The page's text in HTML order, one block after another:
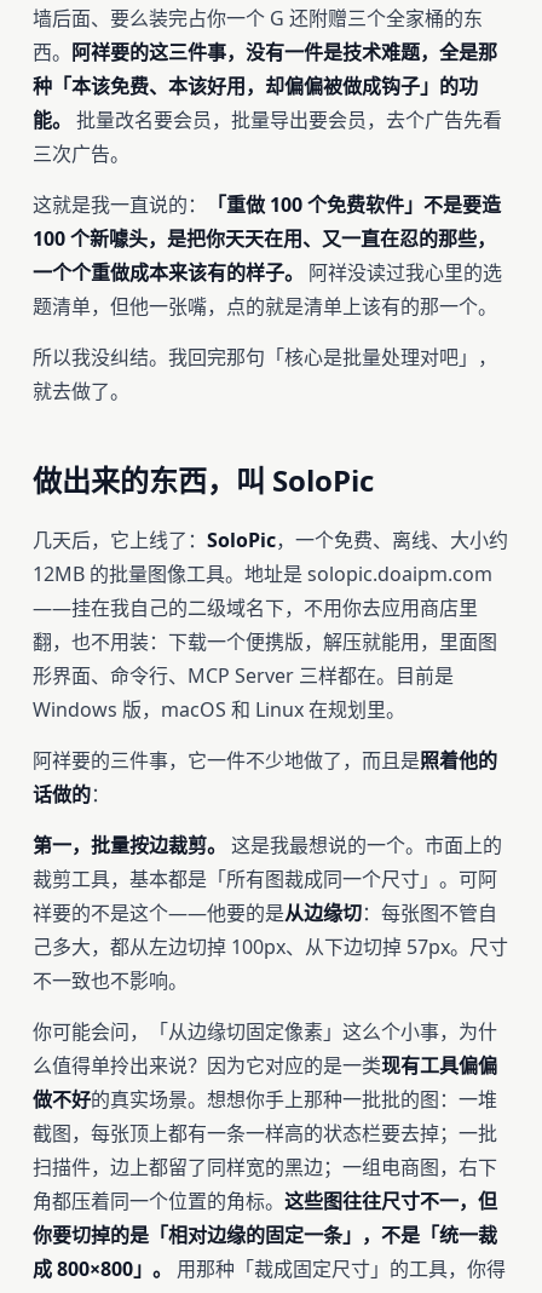
墙后面、要么装完占你一个 G 还附赠三个全家桶的东
西。 阿祥要的这三件事，没有一件是技术难题，全是那
种「本该免费、本该好用，却偏偏被做成钩子」的功
能。 批量改名要会员，批量导出要会员，去个广告先看
三次广告。
这就是我一直说的：
「重做 100 个免费软件」不是要造
100 个新噱头，是把你天天在用、又一直在忍的那些，
一个个重做成本来该有的样子。
阿祥没读过我心里的选
题清单，但他一张嘴，点的就是清单上该有的那一个。
所以我没纠结。我回完那句「核心是批量处理对吧」，
就去做了。
做出来的东西，叫 SoloPic
几天后，它上线了： SoloPic，一个免费、离线、大小约
12MB 的批量图像工具。地址是 solopic.doaipm.com
——挂在我自己的二级域名下，不用你去应用商店里
翻，也不用装：下载一个便携版，解压就能用，里面图
形界面、命令行、MCP Server 三样都在。目前是
Windows 版，macOS 和 Linux 在规划里。
阿祥要的三件事，它一件不少地做了，而且是照着他的
话做的：
第一，批量按边裁剪。 这是我最想说的一个。市面上的
裁剪工具，基本都是「所有图裁成同一个尺寸」。可阿
祥要的不是这个——他要的是从边缘切：每张图不管自
己多大，都从左边切掉 100px、从下边切掉 57px。尺寸
不一致也不影响。
你可能会问，「从边缘切固定像素」这么个小事，为什
么值得单拎出来说？因为它对应的是一类现有工具偏偏
做不好的真实场景。想想你手上那种一批批的图：一堆
截图，每张顶上都有一条一样高的状态栏要去掉；一批
扫描件，边上都留了同样宽的黑边；一组电商图，右下
角都压着同一个位置的角标。 这些图往往尺寸不一，但
你要切掉的是「相对边缘的固定一条」，不是「统一裁
成 800×800」。
用那种「裁成固定尺寸」的工具，你得